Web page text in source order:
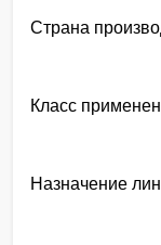
Страна
Класс
Назначение